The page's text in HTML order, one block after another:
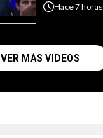
Hace7 horas
VER MÁS VIDEOS